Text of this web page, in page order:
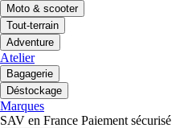
Moto & scooter
Tout-terrain
Adventure
Atelier
Bagagerie
Déstockage
Marques
SAV en France Paiement sécurisé